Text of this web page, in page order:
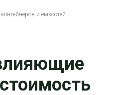
и емкостей